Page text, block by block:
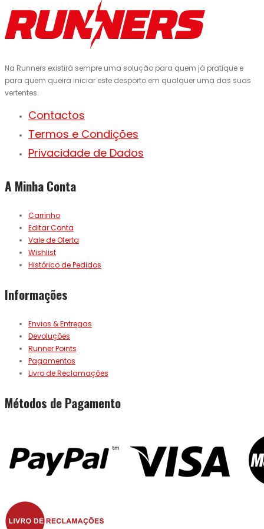
Na Runners existirá sempre uma solução para quem já pratique e
para quem queira iniciar este desporto em qualquer uma das suas
vertentes.
Contactos
Termos e Condições
Privacidade de Dados
A Minha Conta
Carrinho
Editar Conta
Vale de Oferta
Wishlist
Histórico de Pedidos
Informações
Envios & Entregas
Devoluções
Runner Points
Pagamentos
Livro de Reclamações
Métodos de Pagamento